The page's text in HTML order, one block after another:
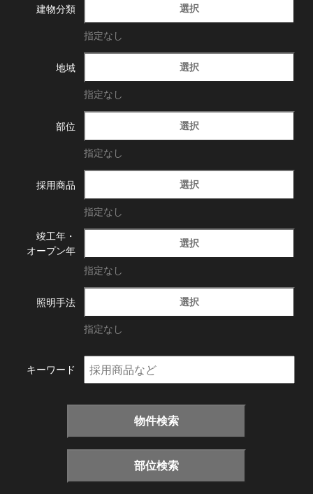
建物分類 選択
指定なし
地域 選択
指定なし
部位 選択
指定なし
採用商品 選択
指定なし
竣工年・
オープン年
選択
指定なし
照明手法 選択
指定なし
キーワード
物件検索
部位検索